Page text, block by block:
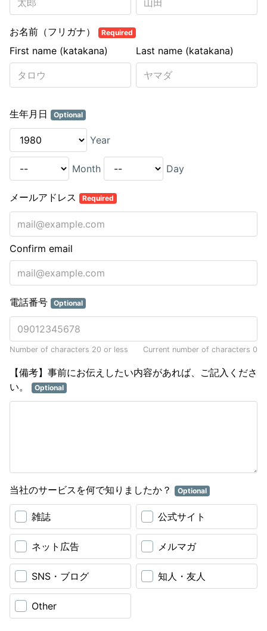
お名前（フリガナ） Required
Last name (katakana)
First name (katakana)
生年月日 Optional
Year
Month Day
メールアドレス Required
Confirm email
電話番号 Optional
Number of characters 20 or less Current number of characters 0
【備考】事前にお伝えしたい内容があれば、ご記入くださ
い。
Optional
当社のサービスを何で知りましたか？ Optional
雑誌 公式サイト
ネット広告 メルマガ
SNS・ブログ 知人・友人
Other